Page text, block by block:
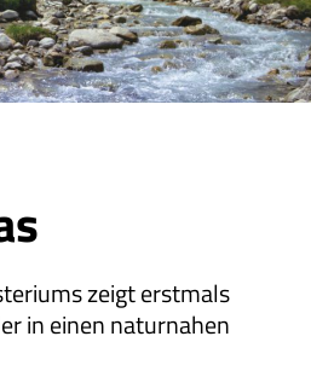
zeigt erstmals
in einen naturnahen